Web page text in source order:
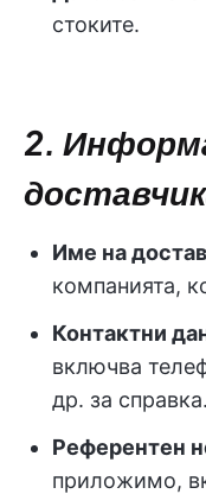
стоките.
2.
Име на
компанията,
Контактни
включва
др. за справка.
Референтен
приложимо,